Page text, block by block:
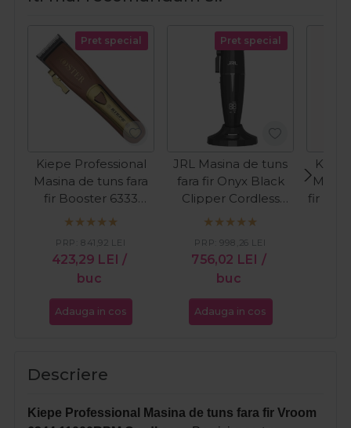
Pret special
Kiepe Professional
Masina de tuns fara
fir Booster 6333
Cordless
423,29 LEI /
buc
PRP: 841,92 LEI
Adauga in cos
Pret special
JRL Masina de tuns
fara fir Onyx Black
Clipper Cordless
2020C-B
756,02 LEI /
buc
PRP:998,26 LEI
Adauga in cos
fir
Descriere
Kiepe Professional Masina de tuns fara fir Vroom